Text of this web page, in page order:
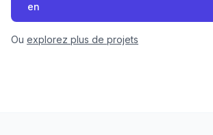
en
Ou explorez plus de projets